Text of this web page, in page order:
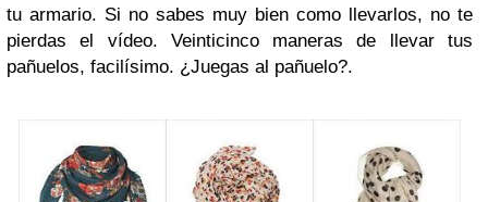
tu armario. Si no sabes muy bien como llevarlos, no te
pierdas el vídeo. Veinticinco maneras de llevar tus
pañuelos, facilísimo. ¿Juegas al pañuelo?.